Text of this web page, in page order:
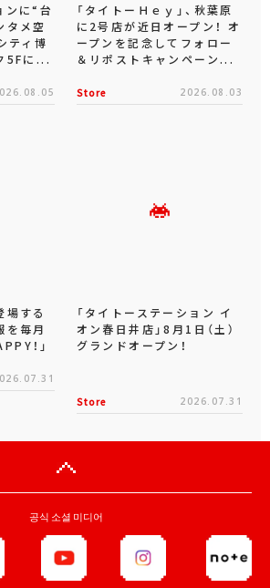
ンに“台
タメ空
ティ博
5Fに...
「タイトーＨｅｙ」、秋葉原
に2号店が近日オープン！ オ
ープンを記念してフォロー
＆リポストキャンペーン...
Store 2026.08.03
場する
を毎月
！」
「タイトーステーション イ
オン春日井店」8月1日（土）
グランドオープン！
Store 2026.07.31
공식 소셜 미디어